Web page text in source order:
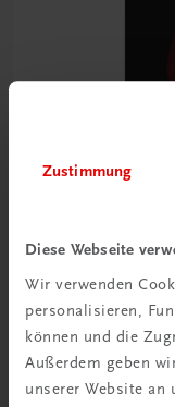
Zustimmung
Diese Webseite
Wir verwenden
personalisieren,
können und die
Außerdem geben
unserer Website an
Desserts